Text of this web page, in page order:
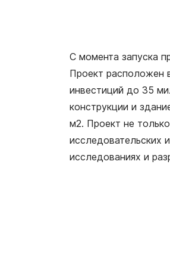
С момента запуска
Проект расположен
инвестиций до 35
конструкции и
м2. Проект не
исследовательских
исследованиях и